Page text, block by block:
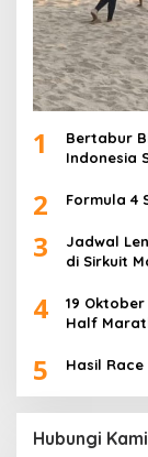
1
Bertabur
Indonesia
2 Formula 4
3
Jadwal
di Sirkuit
4
19
Half
5 Hasil
Hubungi Kami